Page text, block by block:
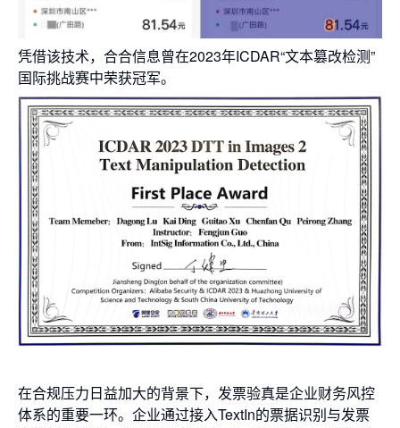
凭借该技术，合合信息曾在2023年ICDAR“文本篡改检测”
国际挑战赛中荣获冠军。
在合规压力日益加大的背景下，发票验真是企业财务风控
体系的重要一环。 企业通过接入TextIn的票据识别与发票